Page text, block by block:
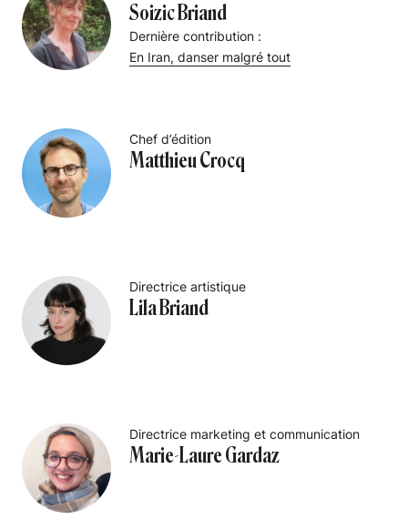
Soizic Briand
Dernière contribution :
En Iran, danser malgré tout
Chef d’édition
Matthieu Crocq
Directrice artistique
Lila Briand
Directrice marketing et communication
Marie-Laure Gardaz